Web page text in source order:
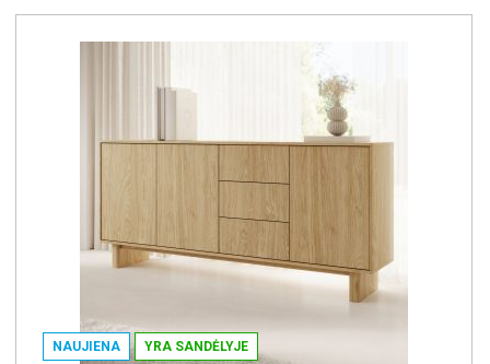
NAUJIENA YRA SANDĖLYJE